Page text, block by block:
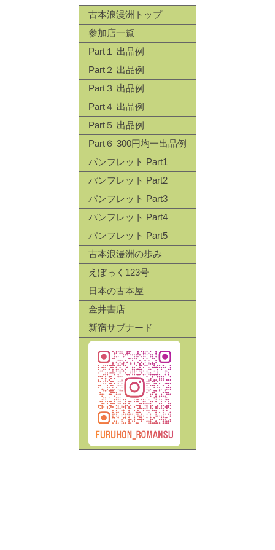
古本浪漫洲トップ
参加店一覧
Part１ 出品例
Part２ 出品例
Part３ 出品例
Part４ 出品例
Part５ 出品例
Part６ 300円均一出品例
パンフレット Part1
パンフレット Part2
パンフレット Part3
パンフレット Part4
パンフレット Part5
古本浪漫洲の歩み
えぽっく123号
日本の古本屋
金井書店
新宿サブナード